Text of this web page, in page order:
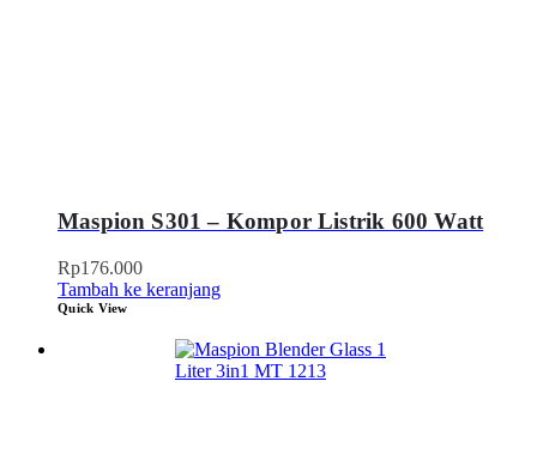
Maspion S301 – Kompor Listrik 600 Watt
Rp176.000
Tambah ke keranjang
Quick View